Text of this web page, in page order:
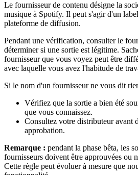
Le fournisseur de contenu désigne la
musique à Spotify. Il peut s'agir d'un
plateforme de diffusion.
Pendant une vérification, consulter le
déterminer si une sortie est légitime.
fournisseur que vous voyez peut être
avec laquelle vous avez l'habitude de
Si le nom d'un fournisseur ne vous dit
Vérifiez que la sortie a bien été
que vous connaissez.
Consultez votre distributeur avant
approbation.
Remarque : pendant la phase bêta, les
fournisseurs doivent être approuvées ou
Cette règle peut évoluer à mesure que